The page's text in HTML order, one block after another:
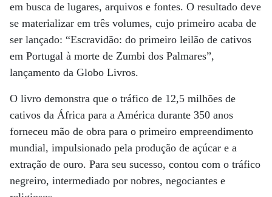
em busca de lugares, arquivos e fontes. O resultado deve
se materializar em três volumes, cujo primeiro acaba de
ser lançado: “Escravidão: do primeiro leilão de cativos
em Portugal à morte de Zumbi dos Palmares”,
lançamento da Globo Livros.
O livro demonstra que o tráfico de 12,5 milhões de
cativos da África para a América durante 350 anos
forneceu mão de obra para o primeiro empreendimento
mundial, impulsionado pela produção de açúcar e a
extração de ouro. Para seu sucesso, contou com o tráfico
negreiro, intermediado por nobres, negociantes e